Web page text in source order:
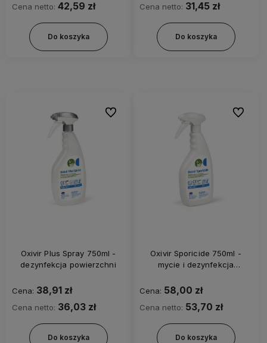
Cena netto: 42,59 zł
Do koszyka
Cena netto: 31,45 zł
Do koszyka
Oxivir Plus Spray 750ml -
dezynfekcja powierzchni
Cena: 38,91 zł
Cena netto: 36,03 zł
Do koszyka
Do ulubionych
Oxivir Sporicide 750ml -
mycie i dezynfekcja
Cena: 58,00 zł
Cena netto: 53,70 zł
Do koszyka
Do